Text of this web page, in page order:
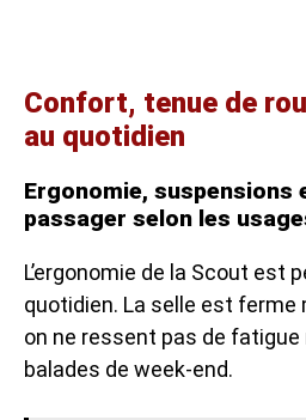
Confort, tenue de
au quotidien
Ergonomie, suspensions
passager selon les
L’ergonomie de la Scout est
quotidien. La selle est ferme
on ne ressent pas de
balades de week-end.